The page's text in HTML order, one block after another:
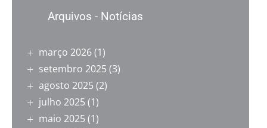
Arquivos - Notícias
março 2026(1)
setembro 2025 (3)
agosto 2025 (2)
julho 2025 (1)
maio 2025 (1)